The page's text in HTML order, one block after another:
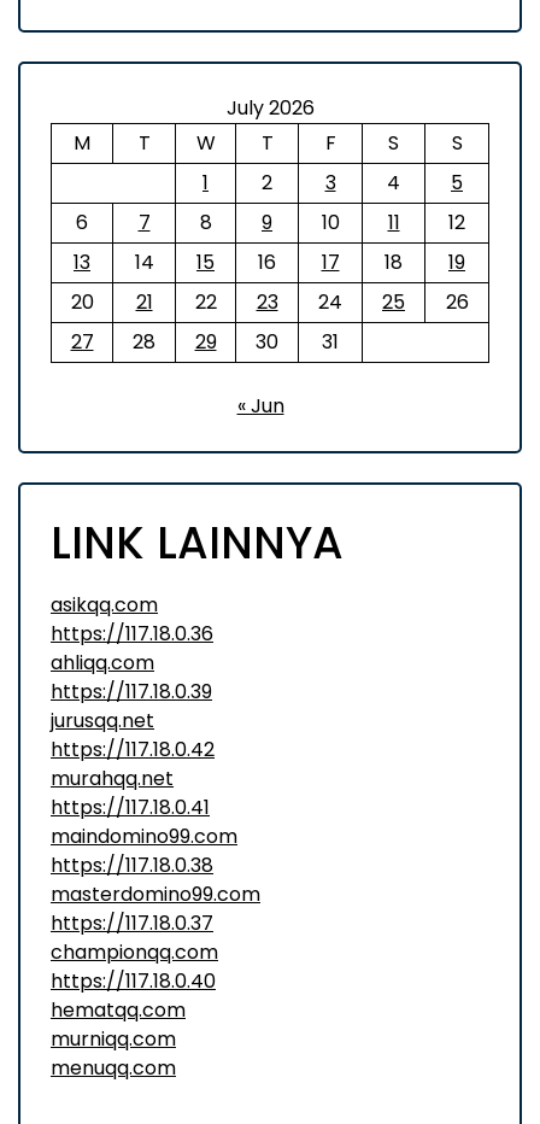
July 2026
M
T W T F S
S
1
2 3 4
5
6
7 8 9 10 11
12
13
14 15 16 17 18
19
20
21 22 23 24 25
26
27
28 29 30 31
« Jun
LINK LAINNYA
asikqq.com
https://117.18.0.36
ahliqq.com
https://117.18.0.39
jurusqq.net
https://117.18.0.42
murahqq.net
https://117.18.0.41
maindomino99.com
https://117.18.0.38
masterdomino99.com
https://117.18.0.37
championqq.com
https://117.18.0.40
hematqq.com
murniqq.com
menuqq.com